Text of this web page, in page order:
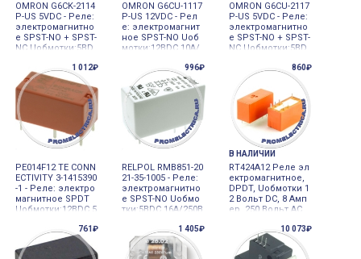
OMRON G6CK-2114
P-US 5VDC - Реле:
электромагнитно
е SPST-NO + SPST-
NC Uобмотки:5ВD
OMRON G6CU-1117
P-US 12VDC - Рел
е: электромагнит
ное SPST-NO Uоб
мотки:12ВDC 10A/
OMRON G6CU-2117
P-US 5VDC - Реле:
электромагнитно
е SPST-NO + SPST-
NC Uобмотки:5ВD
1 012₽
PE014F12 TE CONN
ECTIVITY 3-1415390
-1 - Реле: электро
магнитное SPDT
Uобмотки:12ВDC 5
996₽
RELPOL RMB851-20
21-35-1005 - Реле:
электромагнитно
е SPST-NO Uобмо
тки:5ВDC 16A/250В
860₽
В НАЛИЧИИ
RT424A12 Реле эл
ектромагнитное,
DPDT, Uобмотки 1
2 Вольт DC, 8 Aмп
ер, 250 Вольт AC,
3243-6, TE CONNEC
TIVITY, Schrack
761₽ 1 405₽ 10 073₽